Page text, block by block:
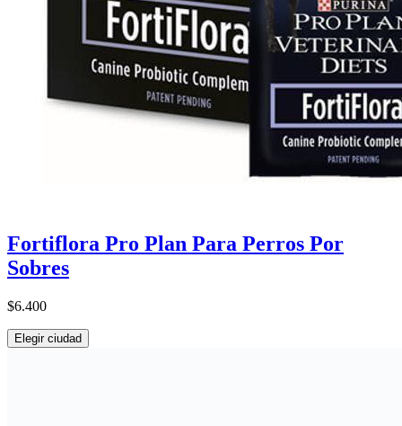
Fortiflora Pro Plan Para Perros Por
Sobres
$6.400
Elegir ciudad